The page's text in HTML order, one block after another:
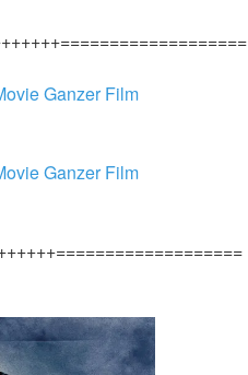
Ganzer Film
Ganzer Film